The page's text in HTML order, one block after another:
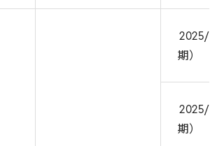
2025/
期）
2025/
期）